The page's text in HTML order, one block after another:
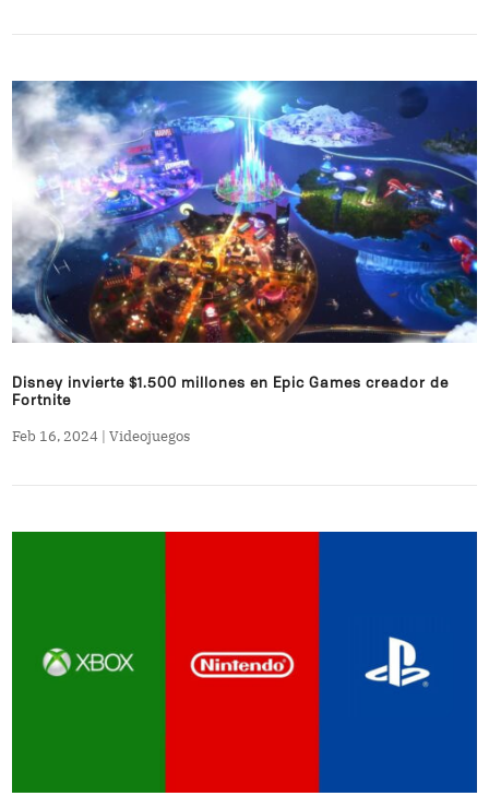
Disney invierte $1.500 millones en Epic Games creador de
Fortnite
Feb 16, 2024 |Videojuegos